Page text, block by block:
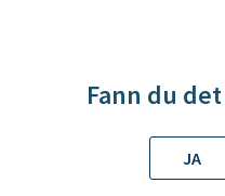
e
H
o
Fann du
JA